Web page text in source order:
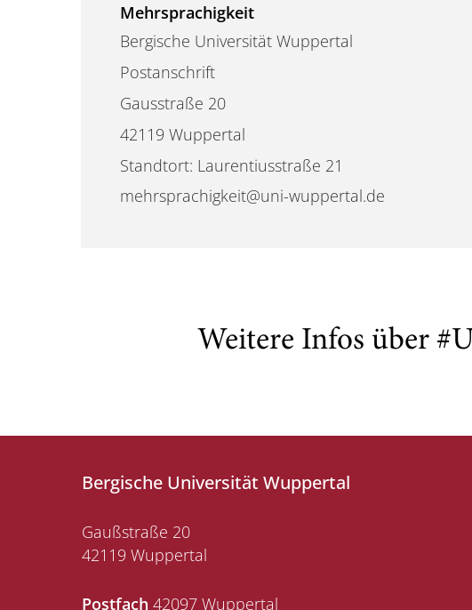
Mehrsprachigkeit
Bergische Universität Wuppertal
Postanschrift
Gausstraße 20
42119 Wuppertal
Standtort: Laurentiusstraße 21
mehrsprachigkeit@uni-wuppertal.de
Weitere Infos über
Bergische Universität Wuppertal
Gaußstraße 20
42119 Wuppertal
Postfach 42097 Wuppertal